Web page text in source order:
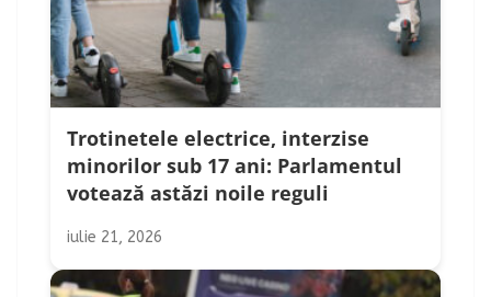
Trotinetele electrice, interzise
minorilor sub 17 ani: Parlamentul
votează astăzi noile reguli
iulie 21, 2026